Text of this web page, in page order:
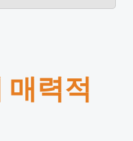
매력적